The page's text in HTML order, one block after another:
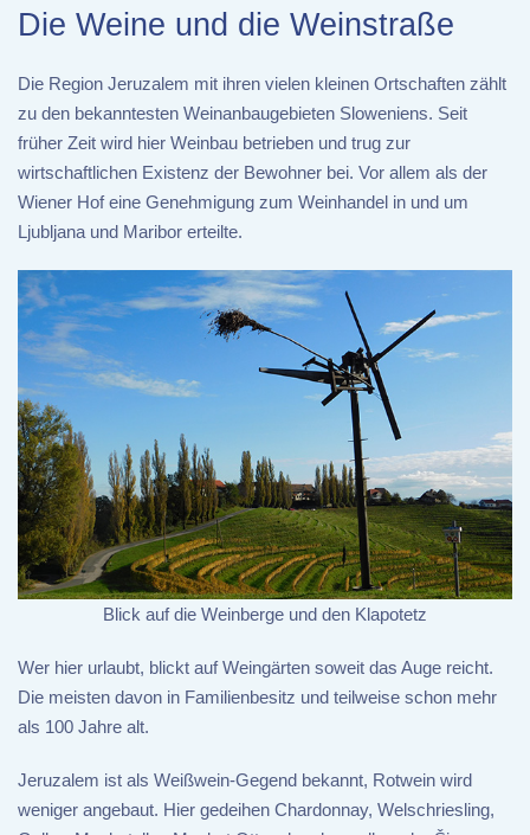
Die Weine und die Weinstraße
Die Region Jeruzalem mit ihren vielen kleinen Ortschaften zählt
zu den bekanntesten Weinanbaugebieten Sloweniens. Seit
früher Zeit wird hier Weinbau betrieben und trug zur
wirtschaftlichen Existenz der Bewohner bei. Vor allem als der
Wiener Hof eine Genehmigung zum Weinhandel in und um
Ljubljana und Maribor erteilte.
Blick auf die Weinberge und den Klapotetz
Wer hier urlaubt, blickt auf Weingärten soweit das Auge reicht.
Die meisten davon in Familienbesitz und teilweise schon mehr
als 100 Jahre alt.
Jeruzalem ist als Weißwein-Gegend bekannt, Rotwein wird
weniger angebaut. Hier gedeihen Chardonnay, Welschriesling,